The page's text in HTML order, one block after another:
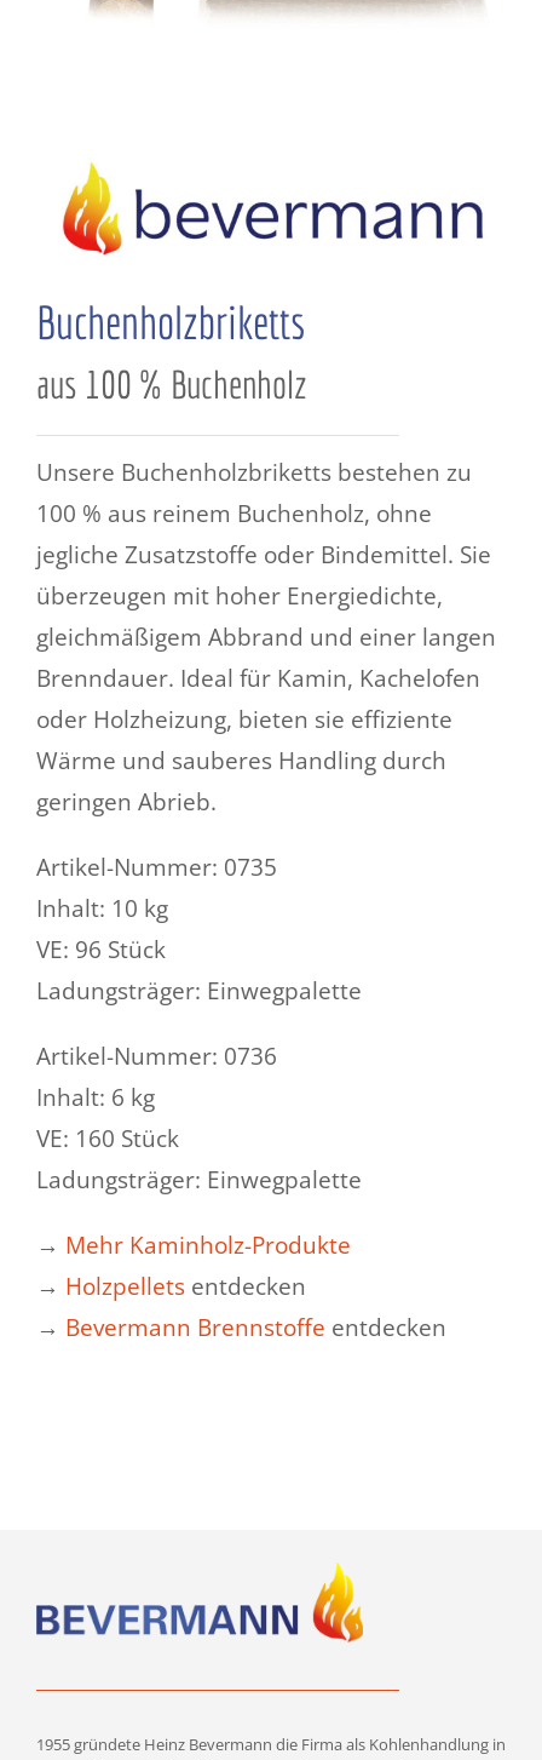
Buchenholzbriketts
aus 100 % Buchenholz
Unsere Buchenholzbriketts bestehen zu
100 % aus reinem Buchenholz, ohne
jegliche Zusatzstoffe oder Bindemittel. Sie
überzeugen mit hoher Energiedichte,
gleichmäßigem Abbrand und einer langen
Brenndauer. Ideal für Kamin, Kachelofen
oder Holzheizung, bieten sie effiziente
Wärme und sauberes Handling durch
geringen Abrieb.
Artikel-Nummer: 0735
Inhalt: 10 kg
VE: 96 Stück
Ladungsträger: Einwegpalette
Artikel-Nummer: 0736
Inhalt: 6 kg
VE: 160 Stück
Ladungsträger: Einwegpalette
→ Mehr Kaminholz-Produkte
→ Holzpellets entdecken
→ Bevermann Brennstoffe entdecken
1955 gründete Heinz Bevermann die Firma als Kohlenhandlung in